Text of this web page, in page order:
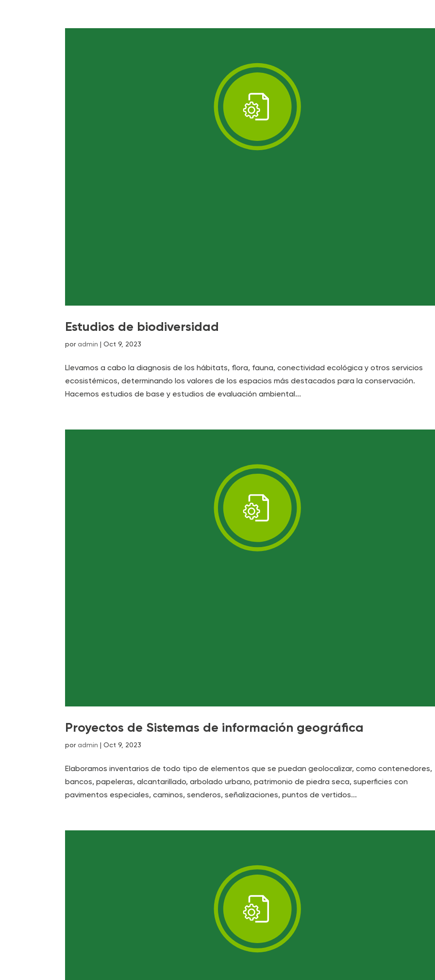
Estudios de biodiversidad
poradmin |Oct 9, 2023
Llevamos a cabo la diagnosis de los hábitats, flora, fauna, conectividad ecológica y otros servicios
ecosistémicos, determinando los valores de los espacios más destacados para la conservación.
Hacemos estudios de base y estudios de evaluación ambiental...
Proyectos de Sistemas de información geográfica
poradmin |Oct 9, 2023
Elaboramos inventarios de todo tipo de elementos que se puedan geolocalizar, como contenedores,
bancos, papeleras, alcantarillado, arbolado urbano, patrimonio de piedra seca, superficies con
pavimentos especiales, caminos, senderos, señalizaciones, puntos de vertidos...